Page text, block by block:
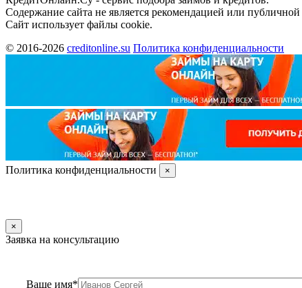
Содержание сайта не является рекомендацией или
Сайт использует файлы cookie.
© 2016-2026 creditonline.su Политика конфиденциальности
Политика конфиденциальности ×
×
Заявка на консультацию
Ваше имя*